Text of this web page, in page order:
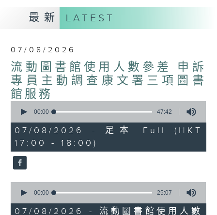
香港電台公共事務組
讚好Like「
RTHK 香港電台公共事務組
Facebook專頁
最新 LATEST
07/08/2026
流動圖書館使用人數參差 申訴
專員主動調查康文署三項圖書
館服務
seconds
47
minutes,
42
seconds
00:00 47:42
07/08/2026 - 足本 Full (HKT
17:00 - 18:00)
seconds
25
00:00 25:07
07/08/2026 - 流動圖書館使用人數